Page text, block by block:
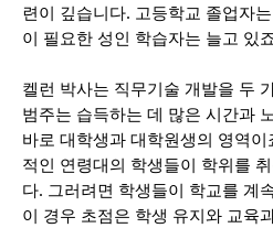
련이 깊습니다. 고등학교 졸업자
이 필요한 성인 학습자는 늘고 있
켈런 박사는 직무기술 개발을 두
범주는 습득하는 데 많은 시간과
바로 대학생과 대학원생의 영역
적인 연령대의 학생들이 학위를
다. 그러려면 학생들이 학교를 계
이 경우 초점은 학생 유지와 교육